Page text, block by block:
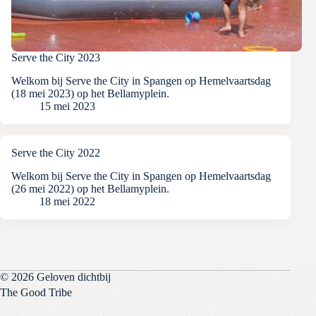
Serve the City 2023
Welkom bij Serve the City in Spangen op Hemelvaartsdag
(18 mei 2023) op het Bellamyplein.
15 mei 2023
Serve the City 2022
Welkom bij Serve the City in Spangen op Hemelvaartsdag
(26 mei 2022) op het Bellamyplein.
18 mei 2022
© 2026 Geloven dichtbij
The Good Tribe